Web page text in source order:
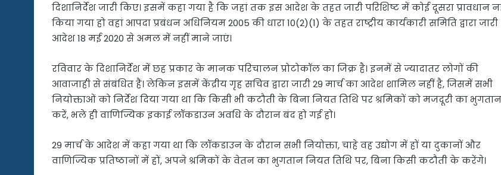
दिशानिर्देश जारी किए। इसमें कहा गया है कि जहां तक इस आदेश के तहत जारी परिशिष्ट में कोई दूसरा प्रावधान
किया गया हो वहां आपदा प्रबंधन अधिनियम 2005 की धारा 10(2)(1) के तहत राष्ट्रीय कार्यकारी समिति द्वारा जारी
आदेश 18 मई 2020 से अमल में नहीं माने जाएं।
रविवार के दिशानिर्देश में छह प्रकार के मानक परिचालन प्रोटोकॉल का जिक्र है। इनमें से ज्यादातर लोगों की
आवाजाही से संबंधित हैं। लेकिन इसमें केंद्रीय गृह सचिव द्वारा जारी 29 मार्च का आदेश शामिल नहीं है, जिसमें सभी
नियोक्ताओं को निर्देश दिया गया था कि किसी भी कटौती के बिना नियत तिथि पर श्रमिकों को मजदूरी का भुगतान
करें, भले ही वाणिज्यिक इकाई लॉकडाउन अवधि के दौरान बंद हो गई हो।
29 मार्च के आदेश में कहा गया था कि लॉकडाउन के दौरान सभी नियोक्ता, चाहे वह उद्योग में हों या दुकानों और
वाणिज्यिक प्रतिष्ठानों में हों, अपने श्रमिकों के वेतन का भुगतान नियत तिथि पर, बिना किसी कटौती के करेंगे।